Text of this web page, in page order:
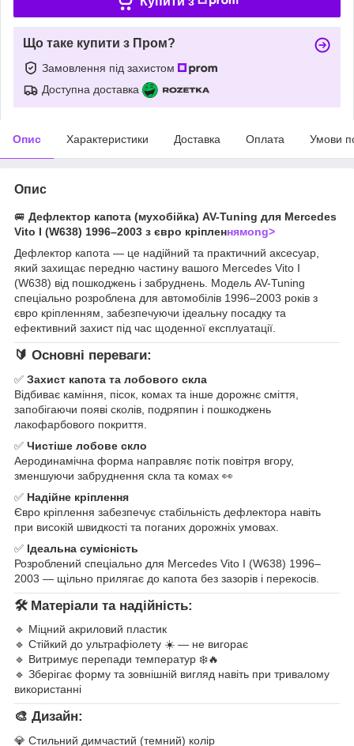
Що таке купити з Пром?
Замовлення під захистом
Доступна доставка
Опис Характеристики Доставка Оплата Умови
Опис
🚐 Дефлектор капота (мухобійка) AV-Tuning для Mercedes
Vito I (W638) 1996–2003 з євро кріпленнямong>
Дефлектор капота — це надійний та практичний аксесуар,
який захищає передню частину вашого Mercedes Vito I
(W638) від пошкоджень і забруднень. Модель AV-Tuning
спеціально розроблена для автомобілів 1996–2003 років з
євро кріпленням, забезпечуючи ідеальну посадку та
ефективний захист під час щоденної експлуатації.
🔰 Основні переваги:
✅ Захист капота та лобового скла
Відбиває каміння, пісок, комах та інше дорожнє сміття,
запобігаючи появі сколів, подряпин і пошкоджень
лакофарбового покриття.
✅ Чистіше лобове скло
Аеродинамічна форма направляє потік повітря вгору,
зменшуючи забруднення скла та комах 👀
✅ Надійне кріплення
Євро кріплення забезпечує стабільність дефлектора навіть
при високій швидкості та поганих дорожніх умовах.
✅ Ідеальна сумісність
Розроблений спеціально для Mercedes Vito I (W638) 1996–
2003 — щільно прилягає до капота без зазорів і перекосів.
🛠️ Матеріали та надійність:
🔹 Міцний акриловий пластик
🔹 Стійкий до ультрафіолету ☀️ — не вигорає
🔹 Витримує перепади температур ❄️🔥
🔹 Зберігає форму та зовнішній вигляд навіть при тривалому
використанні
🎨 Дизайн:
💎 Стильний димчастий (темний) колір